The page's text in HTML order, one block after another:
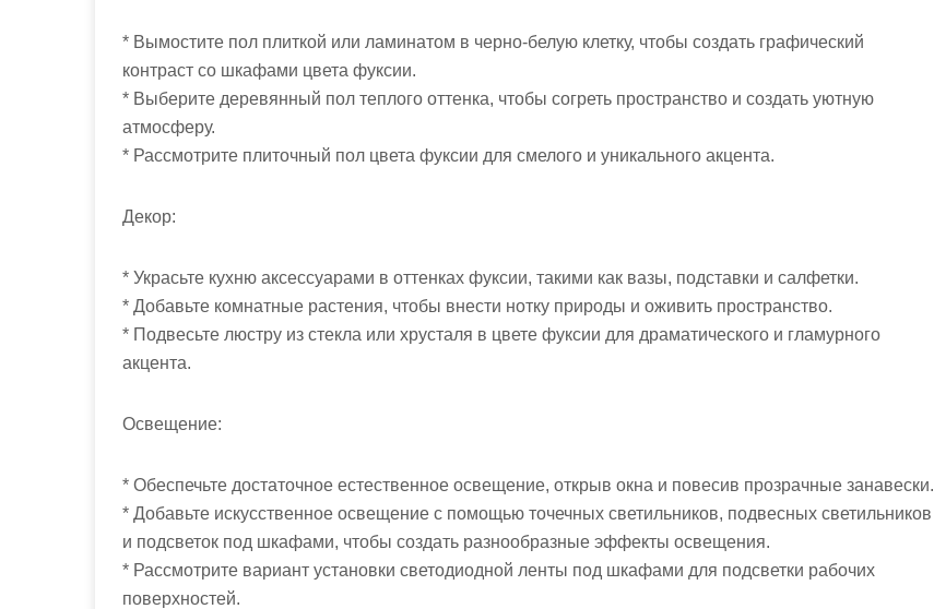
* Вымостите пол плиткой или ламинатом в черно-белую клетку, чтобы создать графический
контраст со шкафами цвета фуксии.
* Выберите деревянный пол теплого оттенка, чтобы согреть пространство и создать уютную
атмосферу.
* Рассмотрите плиточный пол цвета фуксии для смелого и уникального акцента.
Декор:
* Украсьте кухню аксессуарами в оттенках фуксии, такими как вазы, подставки и салфетки.
* Добавьте комнатные растения, чтобы внести нотку природы и оживить пространство.
* Подвесьте люстру из стекла или хрусталя в цвете фуксии для драматического и гламурного
акцента.
Освещение:
* Обеспечьте достаточное естественное освещение, открыв окна и повесив прозрачные занавески.
* Добавьте искусственное освещение с помощью точечных светильников, подвесных светильников
и подсветок под шкафами, чтобы создать разнообразные эффекты освещения.
* Рассмотрите вариант установки светодиодной ленты под шкафами для подсветки рабочих
поверхностей.